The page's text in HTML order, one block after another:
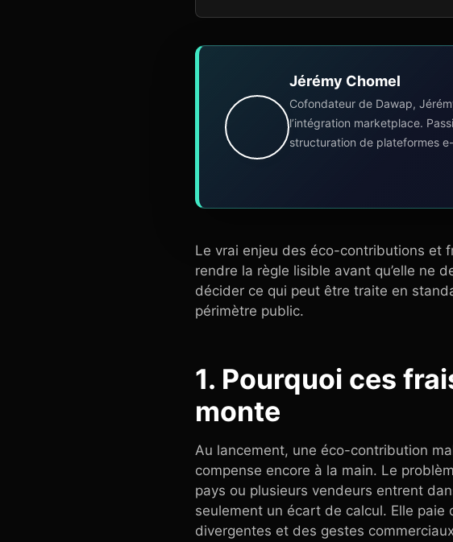
Jérémy Chomel
Cofondateur de Dawap,
l’intégration marketplace.
structuration de plateformes
Le vrai enjeu des éco-contributions et
rendre la règle lisible avant qu’elle ne
décider ce qui peut être traite en
périmètre public.
1. Pourquoi ces
monte
Au lancement, une éco-contribution
compense encore à la main. Le
pays ou plusieurs vendeurs entrent
seulement un écart de calcul. Elle
divergentes et des gestes